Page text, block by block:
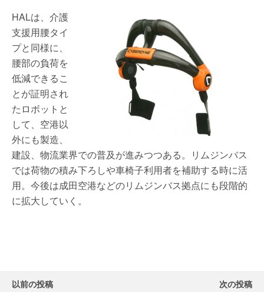
HALは、介護
支援用腰タイ
プと同様に、
腰部の負荷を
低減できるこ
とが証明され
たロボットと
して、空港以
外にも製造、
建設、物流業界での普及が進みつつある。リムジンバス
では荷物の積み下ろしや車椅子利用者を補助する時に活
用。今後は成田空港などのリムジンバス拠点にも段階的
に拡大していく。
以前の投稿 次の投稿